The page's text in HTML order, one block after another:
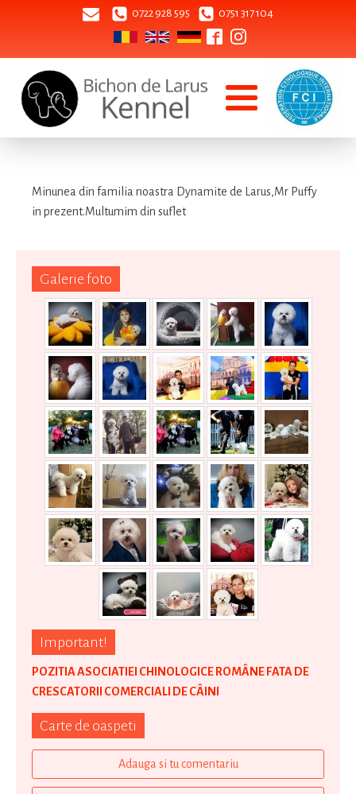
0722 928 595 0751 317 104
Galerie foto
Important!
POZITIA ASOCIATIEI CHINOLOGICE ROMÂNE FATA DE
CRESCATORII COMERCIALI DE CÂINI
Carte de oaspeti
Adauga si tu comentariu
Minunea din familia noastra Dynamite de Larus,Mr Puffy
in prezent.Multumim din suflet